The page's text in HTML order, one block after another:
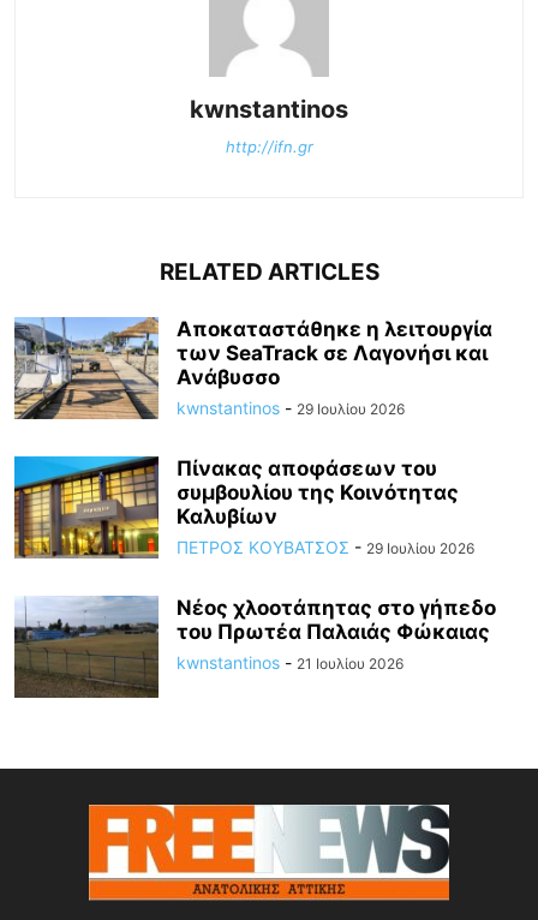
kwnstantinos
http://ifn.gr
RELATED ARTICLES
Αποκαταστάθηκε η λειτουργία
των SeaTrack σε Λαγονήσι και
Ανάβυσσο
kwnstantinos - 29 Ιουλίου 2026
Πίνακας αποφάσεων του
συμβουλίου της Κοινότητας
Καλυβίων
ΠΕΤΡΟΣ ΚΟΥΒΑΤΣΟΣ - 29 Ιουλίου 2026
Νέος χλοοτάπητας στο γήπεδο
του Πρωτέα Παλαιάς Φώκαιας
kwnstantinos - 21 Ιουλίου 2026